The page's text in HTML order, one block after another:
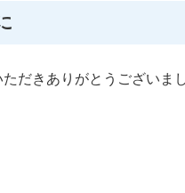
だきありがとうございま